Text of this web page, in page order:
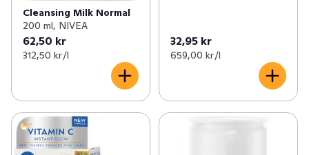
Cleansing Milk Normal
200 ml, NIVEA
62,50 kr
312,50 kr /l
32,95 kr
659,00 kr /l